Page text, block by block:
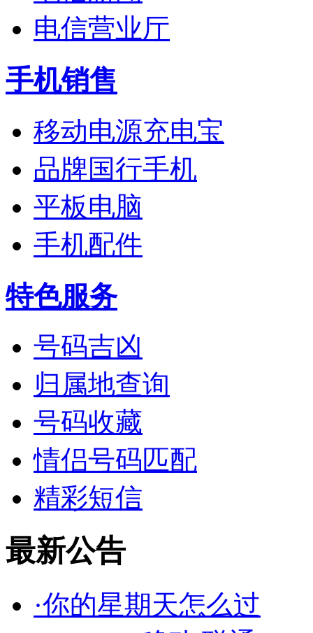
电信营业厅
手机销售
移动电源充电宝
品牌国行手机
平板电脑
手机配件
特色服务
号码吉凶
归属地查询
号码收藏
情侣号码匹配
精彩短信
最新公告
·你的星期天怎么过